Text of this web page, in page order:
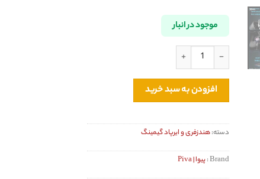
موجود در انبار
هندزفری گیمینگ سیمی پیوا PIVA S6C Wired Gaming Earphone اورجینال عدد
افزودن به سبد خرید
دسته:هندزفری و ایرپاد گیمینگ
Brand : پیوا | Piva